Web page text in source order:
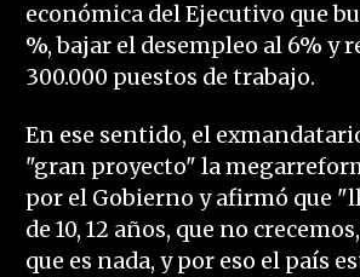
económica del Ejecutivo que
%, bajar el desempleo al 6% y
300.000 puestos de trabajo.
En ese sentido, el
"gran proyecto" la
por el Gobierno y afirmó que
de 10, 12 años, que no
que es nada, y por eso el país